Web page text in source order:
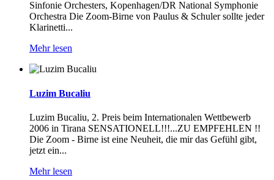
Sinfonie Orchesters, Kopenhagen/DR National Symphonie
Orchestra Die Zoom-Birne von Paulus & Schuler sollte jeder
Klarinetti...
Mehr lesen
Luzim Bucaliu
Luzim Bucaliu, 2. Preis beim Internationalen Wettbewerb
2006 in Tirana SENSATIONELL!!!...ZU EMPFEHLEN !!
Die Zoom - Birne ist eine Neuheit, die mir das Gefühl gibt,
jetzt ein...
Mehr lesen